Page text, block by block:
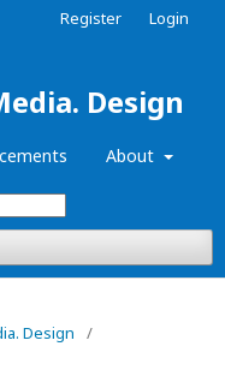
Design
About
Register Login
Design
/